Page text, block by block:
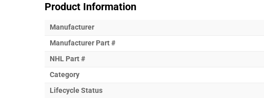
Product Information
Manufacturer
Manufacturer Part #
NHL Part #
Category
Lifecycle Status